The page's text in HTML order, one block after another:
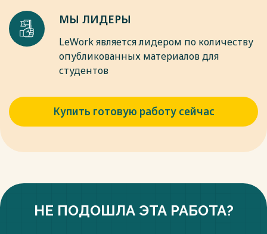
комментарий к Постановлению Конституционного Суда
Российской Федерации от 30 октября 2014 года № 26-П) //
Право в Вооруженных Силах. 2020. № 1. С. 5.
Весь текст будет доступенпосле покупки
МЫ ЛИДЕРЫ
LeWork является лидером по количеству
опубликованных материалов для
студентов
Купить готовую работу сейчас
НЕ ПОДОШЛА ЭТА РАБОТА?